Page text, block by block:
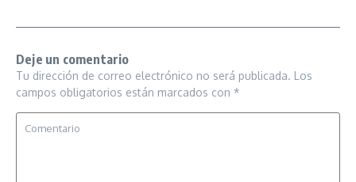
Deje un comentario
Tu dirección de correo electrónico no será publicada. Los
campos obligatorios están marcados con *